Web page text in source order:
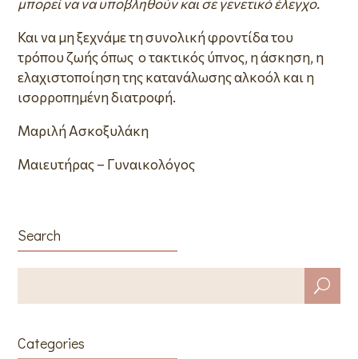
μπορεί να να υποβληθούν και σε γενετικό έλεγχο.
Και να μη ξεχνάμε τη συνολική φροντίδα του
τρόπου ζωής όπως ο τακτικός ύπνος, η άσκηση, η
ελαχιστοποίηση της κατανάλωσης αλκοόλ και η
ισορροπημένη διατροφή.
Μαριλή Ασκοξυλάκη
Μαιευτήρας – Γυναικολόγος
Search
Categories